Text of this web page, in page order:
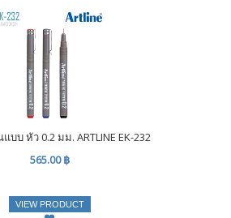
บบ หัว 0.2 มม. ARTLINE EK-232
565.00 ฿
VIEW PRODUCT